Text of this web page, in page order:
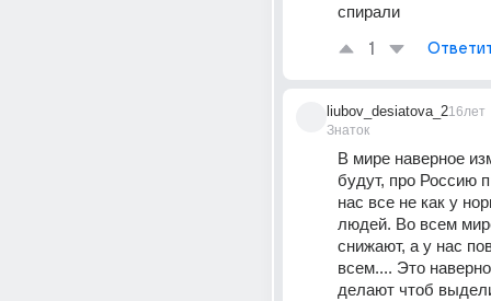
спирали
1
liubov_desiatova_2
Знаток
16лет
В мире наверное
будут, про Россию
нас все не как у
людей. Во всем
снижают, а у нас
всем.... Это
делают чтоб